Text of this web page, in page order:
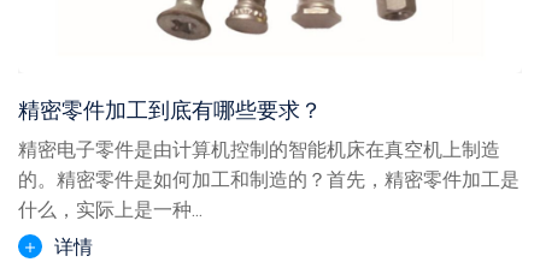
精密零件加工到底有哪些要求？
精密电子零件是由计算机控制的智能机床在真空机上制造
的。精密零件是如何加工和制造的？首先，精密零件加工是
什么，实际上是一种...
详情